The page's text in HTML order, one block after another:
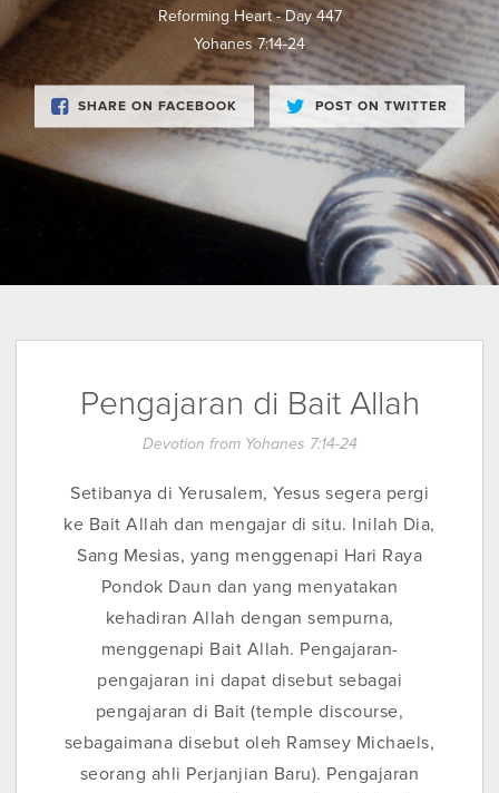
Reforming Heart - Day 447
Yohanes 7:14-24
SHARE ON FACEBOOK POST ON TWITTER
Pengajaran di Bait Allah
Devotion from Yohanes 7:14-24
Setibanya di Yerusalem, Yesus segera pergi
ke Bait Allah dan mengajar di situ. Inilah Dia,
Sang Mesias, yang menggenapi Hari Raya
Pondok Daun dan yang menyatakan
kehadiran Allah dengan sempurna,
menggenapi Bait Allah. Pengajaran-
pengajaran ini dapat disebut sebagai
pengajaran di Bait (temple discourse,
sebagaimana disebut oleh Ramsey Michaels,
seorang ahli Perjanjian Baru). Pengajaran